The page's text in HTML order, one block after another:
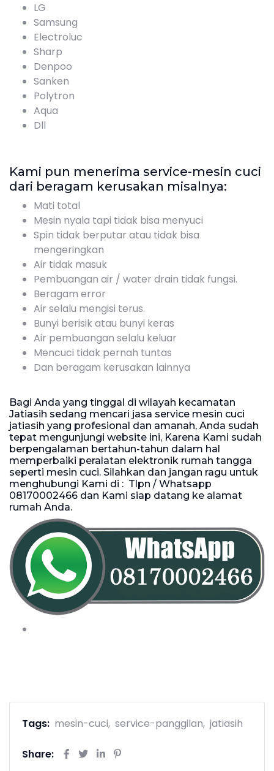
LG
Samsung
Electroluc
Sharp
Denpoo
Sanken
Polytron
Aqua
Dll
Kami pun menerima service-mesin cuci
dari beragam kerusakan misalnya:
Mati total
Mesin nyala tapi tidak bisa menyuci
Spin tidak berputar atau tidak bisa
mengeringkan
Air tidak masuk
Pembuangan air / water drain tidak fungsi.
Beragam error
Air selalu mengisi terus.
Bunyi berisik atau bunyi keras
Air pembuangan selalu keluar
Mencuci tidak pernah tuntas
Dan beragam kerusakan lainnya
Bagi Anda yang tinggal di wilayah kecamatan
Jatiasih sedang mencari jasa service mesin cuci
jatiasih yang profesional dan amanah, Anda sudah
tepat mengunjungi website ini, Karena Kami sudah
berpengalaman bertahun-tahun dalam hal
memperbaiki peralatan elektronik rumah tangga
seperti mesin cuci. Silahkan dan jangan ragu untuk
menghubungi Kami di : Tlpn / Whatsapp
08170002466 dan Kami siap datang ke alamat
rumah Anda.
Tags: mesin-cuci service-panggilan jatiasih
Share: